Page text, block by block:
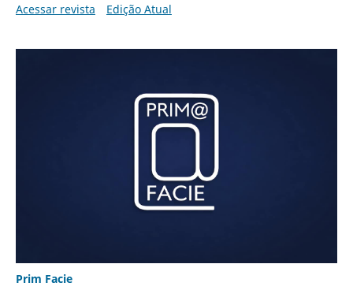
Acessar revista
Edição Atual
Prim Facie